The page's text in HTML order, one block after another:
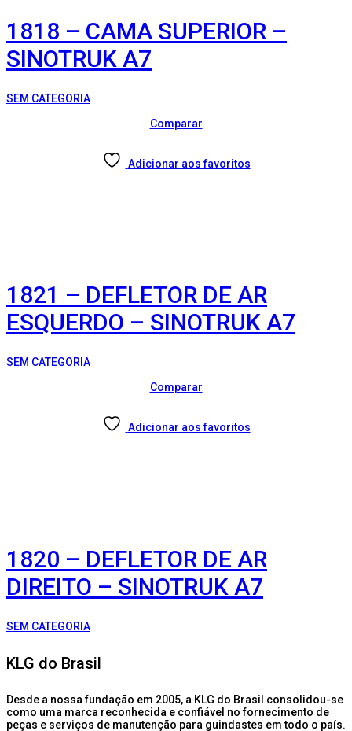
1818 – CAMA SUPERIOR –
SINOTRUK A7
SEM CATEGORIA
Comparar
Adicionar aos favoritos
1821 – DEFLETOR DE AR
ESQUERDO – SINOTRUK A7
SEM CATEGORIA
Comparar
Adicionar aos favoritos
1820 – DEFLETOR DE AR
DIREITO – SINOTRUK A7
SEM CATEGORIA
KLG do Brasil
Desde a nossa fundação em 2005, a KLG do Brasil consolidou-se
como uma marca reconhecida e confiável no fornecimento de
peças e serviços de manutenção para guindastes em todo o país.